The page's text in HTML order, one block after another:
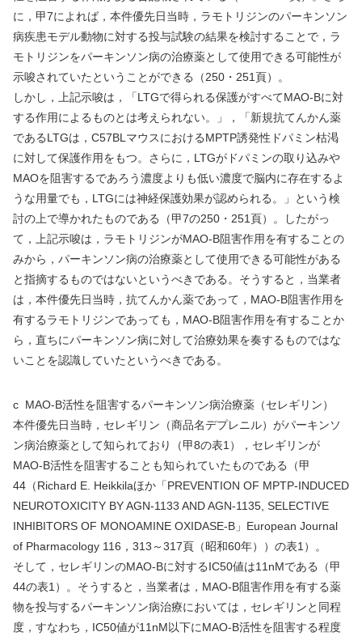
に，甲7によれば，本件優先日当時，ラモトリジンのパーキンソン
病疾患モデル動物に対する投与試験の結果を検討することで，ラ
モトリジンをパーキンソン病の治療薬として使用できる可能性が
示唆されていたということができる（250 ・ 251頁）。
しかし，上記示唆は，「LTGで得られる保護がすべてMAO-Bに対
する作用によるものとは考えられない。」，「新規抗てんかん薬
であるLTGは， C57BL マウスにおけるMPTP誘発性ドパミン枯渇
に対して保護作用をもつ。さらに， LTGがドパミンの取り込みや
MAOを阻害するであろう濃度よりも低い濃度で脳内に存在するよ
うな用量でも， LTGには神経保護効果が認められる。」という検
討の上で導かれたものである（甲7の250 ・ 251頁）。したがっ
て，上記示唆は，ラモトリジンがMAO-B阻害作用を有することの
みから，パーキンソン病の治療薬として使用できる可能性がある
と指摘するものではないというべきである。そうすると，当業者
は，本件優先日当時，抗てんかん薬であって， MAO-B阻害作用を
有するラモトリジンであっても， MAO-B阻害作用を有することか
ら，直ちにパーキンソン病に対して治療効果を奏するものではな
いことを認識していたというべきである。
c MAO-B活性を阻害するパーキンソン病治療薬（セレギリン）
本件優先日当時，セレギリン（商品名デプレニル）がパーキンソ
ン病治療薬として知られており（甲8の表1 ），セレギリンが
MAO-B活性を阻害することも知られていたものである（甲
44 （Richard E. Heikkilaほか「PREVENTION OF MPTP-INDUCED
NEUROTOXICITY BY AGN-1133 AND AGN-1135, SELECTIVE
INHIBITORS OF MONOAMINE OXIDASE-B 」 European Journal
of Pharmacology 116 ， 313 ～317頁（昭和60年））の表1 ）。
そして，セレギリンのMAO-Bに対するIC50値は11nMである（甲
44の表1 ）。そうすると，当業者は， MAO-B阻害作用を有する薬
物を投与するパーキンソン病治療においては，セレギリンと同程
度，すなわち， IC50値が11nM以下にMAO-B活性を阻害する程度